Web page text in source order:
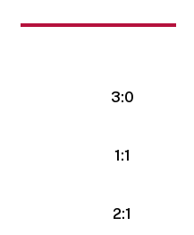
3:0
1:1
2:1